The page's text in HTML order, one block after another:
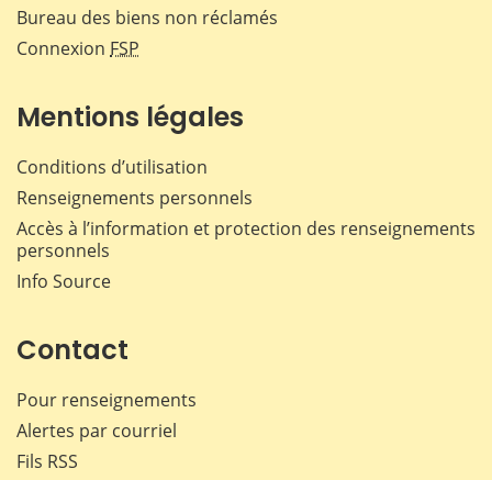
Bureau des biens non réclamés
Connexion FSP
Mentions légales
Conditions d’utilisation
Renseignements personnels
Accès à l’information et protection des renseignements
personnels
Info Source
Contact
Pour renseignements
Alertes par courriel
Fils RSS